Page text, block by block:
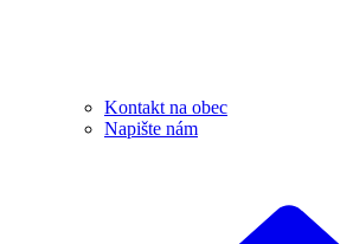
Kontakt na obec
Napište nám